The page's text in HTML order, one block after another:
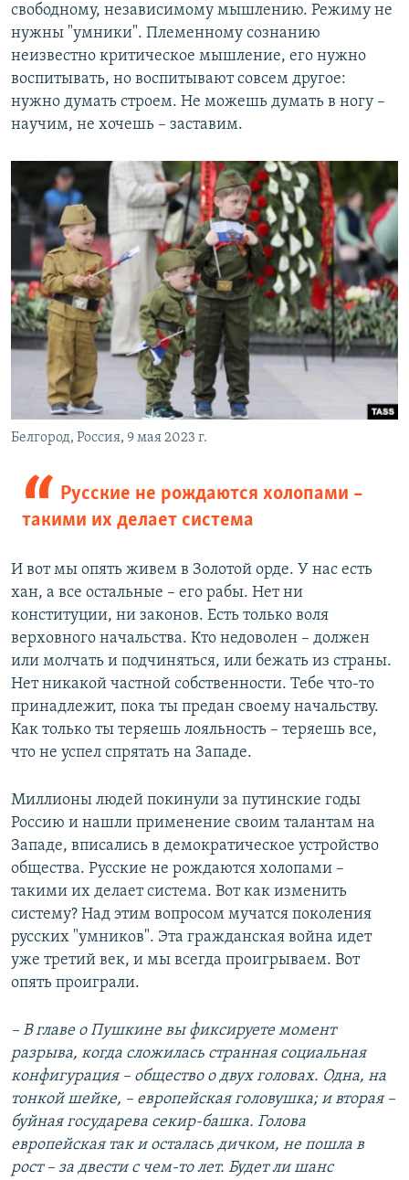
свободному, независимому мышлению. Режиму не
нужны "умники". Племенному сознанию
неизвестно критическое мышление, его нужно
воспитывать, но воспитывают совсем другое:
нужно думать строем. Не можешь думать в ногу –
научим, не хочешь – заставим.
Белгород, Россия, 9 мая 2023 г.
Русские не рождаются холопами –
такими их делает система
И вот мы опять живем в Золотой орде. У нас есть
хан, а все остальные – его рабы. Нет ни
конституции, ни законов. Есть только воля
верховного начальства. Кто недоволен – должен
или молчать и подчиняться, или бежать из страны.
Нет никакой частной собственности. Тебе что-то
принадлежит, пока ты предан своему начальству.
Как только ты теряешь лояльность – теряешь все,
что не успел спрятать на Западе.
Миллионы людей покинули за путинские годы
Россию и нашли применение своим талантам на
Западе, вписались в демократическое устройство
общества. Русские не рождаются холопами –
такими их делает система. Вот как изменить
систему? Над этим вопросом мучатся поколения
русских "умников". Эта гражданская война идет
уже третий век, и мы всегда проигрываем. Вот
опять проиграли.
– В главе о Пушкине вы фиксируете момент
разрыва, когда сложилась странная социальная
конфигурация – общество о двух головах. Одна, на
тонкой шейке, – европейская головушка; и вторая –
буйная государева секир-башка. Голова
европейская так и осталась дичком, не пошла в
рост – за двести с чем-то лет. Будет ли шанс